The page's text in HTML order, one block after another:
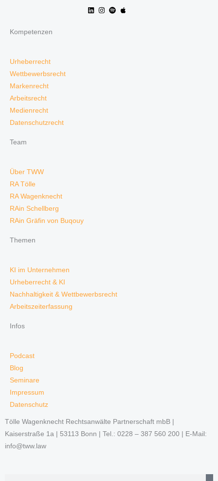
Kompetenzen
Urheberrecht
Wettbewerbsrecht
Markenrecht
Arbeitsrecht
Medienrecht
Datenschutzrecht
Team
Über TWW
RA Tölle
RA Wagenknecht
RAin Schellberg
RAin Gräfin von Buqouy
Themen
KI im Unternehmen
Urheberrecht & KI
Nachhaltigkeit & Wettbewerbsrecht
Arbeitszeiterfassung
Infos
Podcast
Blog
Seminare
Impressum
Datenschutz
Tölle Wagenknecht Rechtsanwälte Partnerschaft mbB |
Kaiserstraße 1a | 53113 Bonn | Tel.: 0228 – 387 560 200 | E-Mail:
info@tww.law